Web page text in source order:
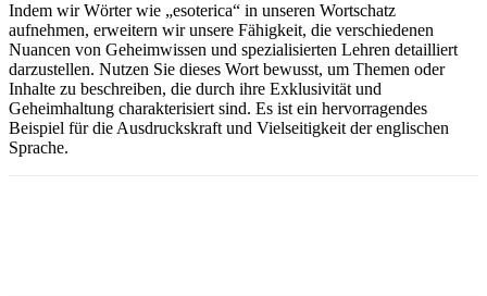
Indem wir Wörter wie „esoterica“ in unseren Wortschatz
aufnehmen, erweitern wir unsere Fähigkeit, die verschiedenen
Nuancen von Geheimwissen und spezialisierten Lehren detailliert
darzustellen. Nutzen Sie dieses Wort bewusst, um Themen oder
Inhalte zu beschreiben, die durch ihre Exklusivität und
Geheimhaltung charakterisiert sind. Es ist ein hervorragendes
Beispiel für die Ausdruckskraft und Vielseitigkeit der englischen
Sprache.